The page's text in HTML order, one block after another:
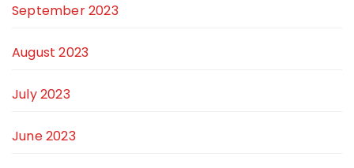
September 2023
August 2023
July 2023
June 2023